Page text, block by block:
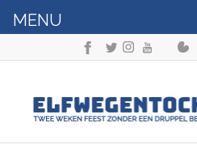
MENU